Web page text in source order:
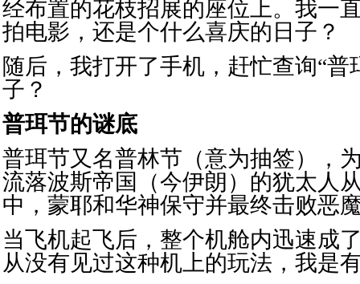
经布置的花枝招展的座位上。我一
拍电影，还是个什么喜庆的日子？
随后，我打开了手机，赶忙查询“普
子？
普珥节的谜底
普珥节又名普林节（意为抽签），
流落波斯帝国（今伊朗）的犹太人
中，蒙耶和华神保守并最终击败恶
当飞机起飞后，整个机舱内迅速成
从没有见过这种机上的玩法，我是